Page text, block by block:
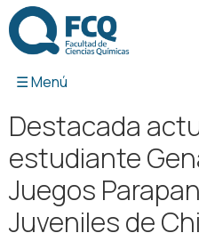
contenido
Destacada
estudiante
Juegos
Juveniles de